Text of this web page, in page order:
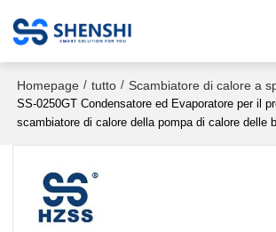
Homepage / tutto / Scambiatore di calore a
SS-0250GT Condensatore ed Evaporatore per il
scambiatore di calore della pompa di calore delle